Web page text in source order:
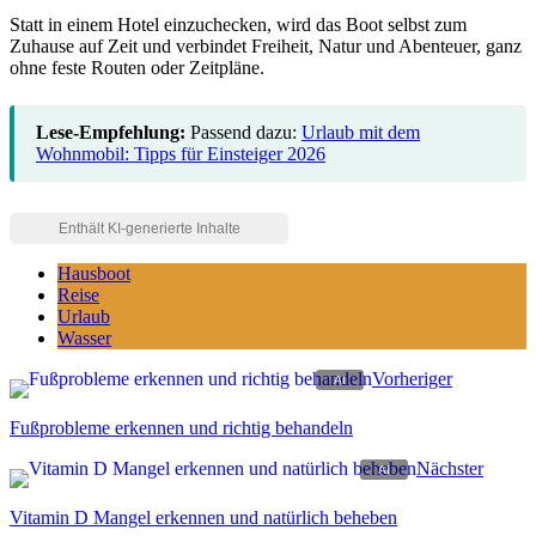
Statt in einem Hotel einzuchecken, wird das Boot selbst zum
Zuhause auf Zeit und verbindet Freiheit, Natur und Abenteuer, ganz
ohne feste Routen oder Zeitpläne.
Lese-Empfehlung: Passend dazu: Urlaub mit dem
Wohnmobil: Tipps für Einsteiger 2026
Hausboot
Reise
Urlaub
Wasser
Vorheriger
Fußprobleme erkennen und richtig behandeln
Nächster
Vitamin D Mangel erkennen und natürlich beheben